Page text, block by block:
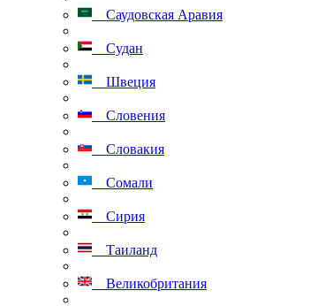
Саудовская Аравия
Судан
Швеция
Словения
Словакия
Сомали
Сирия
Таиланд
Великобритания